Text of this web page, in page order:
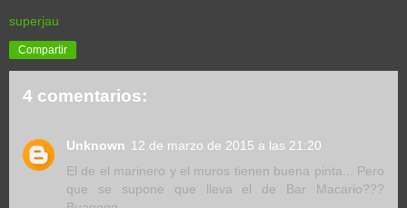
superjau
Compartir
4 comentarios:
Unknown 12 de marzo de 2015 a las 21:20
El de el marinero y el muros tienen buena pinta... Pero
que se supone que lleva el de Bar Macario???